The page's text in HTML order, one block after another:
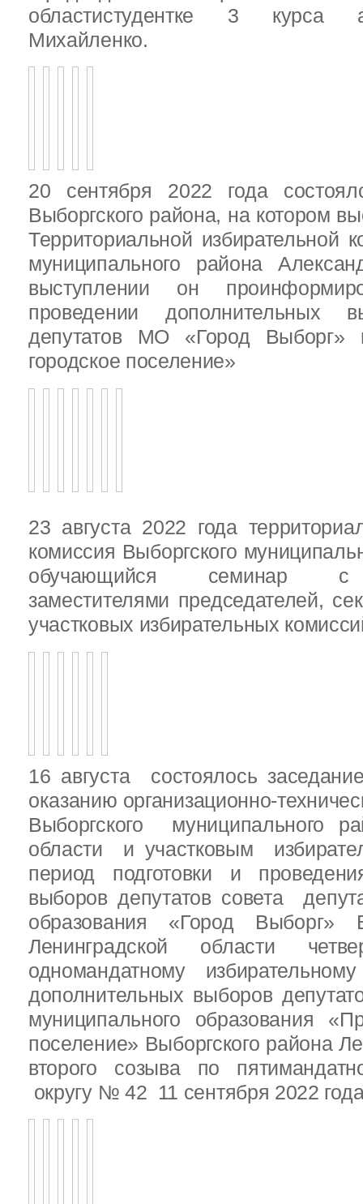
областистудентке 3 курса
Михайленко.
20 сентября 2022 года
Выборгского района, на котором
Территориальной избирательной
муниципального района
выступлении он
проведении дополнительных
депутатов МО «Город
городское поселение»
23 августа 2022 года
комиссия Выборгского
обучающийся семинар с
заместителями председателей,
участковых избирательных
16 августа состоялось
оказанию организационно-
Выборгского муниципального
области и участковым
период подготовки и
выборов депутатов совета
образования «Город Выборг»
Ленинградской области
одномандатному
дополнительных выборов
муниципального образования
поселение» Выборгского района
второго созыва по
округу № 42 11 сентября 2022